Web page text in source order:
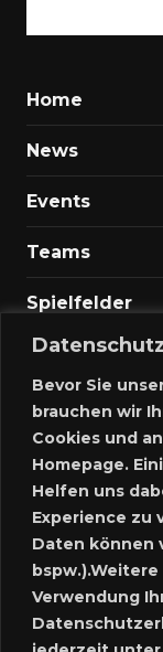
Bevor Sie
brauchen wir
Cookies und
Homepage.
Helfen uns
Experience zu
Daten können
Verwendung
Home
News
Events
Teams
Spielfelder
Marktplatz
Kontakt
Anmelden
Meine
Neues
Marktplatz –